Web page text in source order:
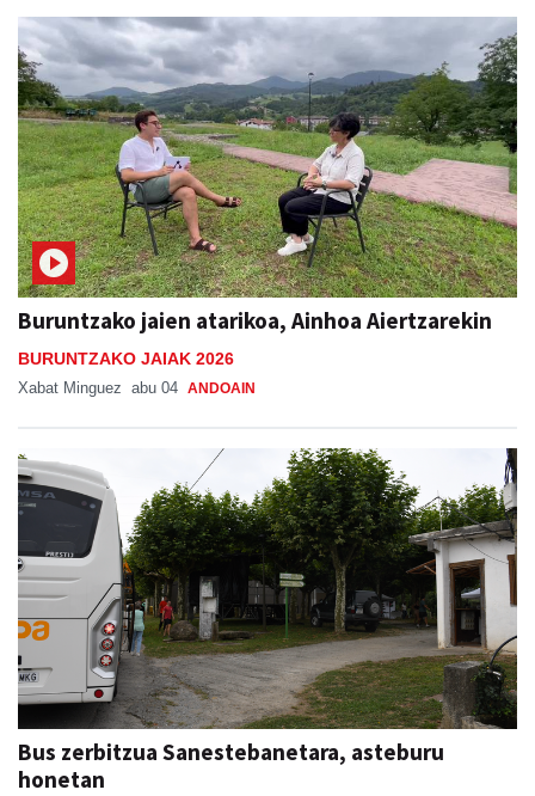
Buruntzako jaien atarikoa, Ainhoa Aiertzarekin
BURUNTZAKO JAIAK 2026
Xabat Minguez abu 04 ANDOAIN
Bus zerbitzua Sanestebanetara, asteburu
honetan